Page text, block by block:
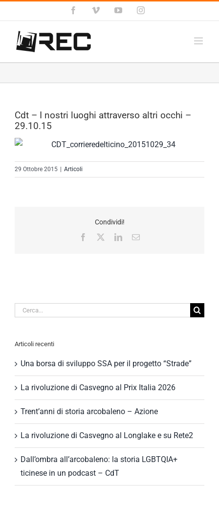
al
contenuto
FacebookVimeo YouTubeInstagram
Cdt – I nostri luoghi attraverso altri occhi –
29.10.15
29 Ottobre 2015 | Articoli
Condividi!
Facebook
LinkedInEmail
Cerca
Articoli recenti
Una borsa di sviluppo SSA per il progetto “Strade”
La rivoluzione di Casvegno al Prix Italia 2026
Trent’anni di storia arcobaleno – Azione
La rivoluzione di Casvegno al Longlake e su Rete2
Dall’ombra all’arcobaleno: la storia LGBTQIA+
ticinese in un podcast – CdT